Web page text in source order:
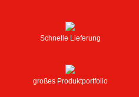
Schnelle Lieferung
großes Produktportfolio